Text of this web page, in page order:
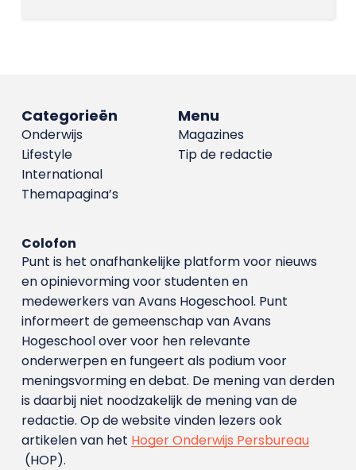
Menu
Magazines
Tip de redactie
Categorieën
Onderwijs
Lifestyle
International
Themapagina’s
Colofon
Punt is het onafhankelijke platform voor nieuws
en opinievorming voor studenten en
medewerkers van Avans Hoge­school. Punt
informeert de gemeenschap van Avans
Hogeschool over voor hen relevante
onderwerpen en fungeert als podium voor
meningsvorming en debat. De mening van derden
is daarbij niet noodzakelijk de mening van de
redactie. Op de website vinden lezers ook
artikelen van het Hoger Onderwijs Persbureau
(HOP).